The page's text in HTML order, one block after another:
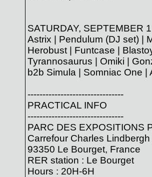
SATURDAY, SEPTEMBER
Astrix | Pendulum (DJ set) |
Herobust | Funtcase |
Tyrannosaurus | Omiki |
b2b Simula | Somniac One
--------------------------------
PRACTICAL INFO
--------------------------------
PARC DES EXPOSITIONS
Carrefour Charles Lindbergh
93350 Le Bourget, France
RER station : Le Bourget
Hours : 20H-6H